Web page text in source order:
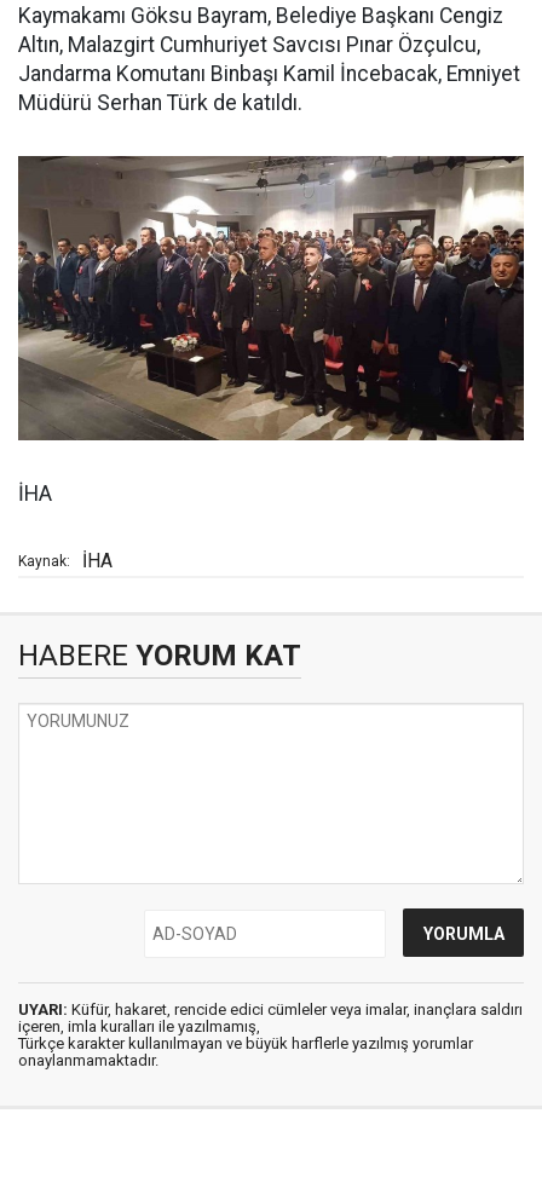
Kaymakamı Göksu Bayram, Belediye Başkanı Cengiz
Altın, Malazgirt Cumhuriyet Savcısı Pınar Özçulcu,
Jandarma Komutanı Binbaşı Kamil İncebacak, Emniyet
Müdürü Serhan Türk de katıldı.
İHA
Kaynak: İHA
HABERE YORUM KAT
UYARI: Küfür, hakaret, rencide edici cümleler veya imalar, inançlara saldırı
içeren, imla kuralları ile yazılmamış,
Türkçe karakter kullanılmayan ve büyük harflerle yazılmış yorumlar
onaylanmamaktadır.